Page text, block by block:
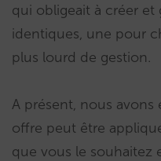
qui obligeait à créer et
identiques, une pour
plus lourd de gestion.
A présent, nous
offre peut être
que vous le souhaitez